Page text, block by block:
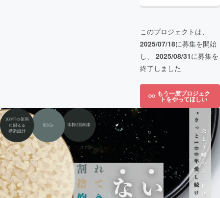
このプロジェクトは、
2025/07/18に募集を開始
し、 2025/08/31に募集を
終了しました
もう一度プロジェク
トをやってほしい